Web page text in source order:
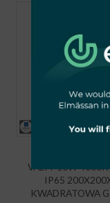
VALIT 10W
IP65
KWADRATOWA